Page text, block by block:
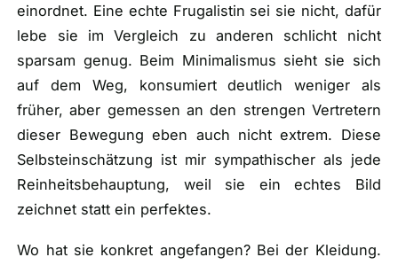
einordnet. Eine echte Frugalistin sei sie nicht, dafür
lebe sie im Vergleich zu anderen schlicht nicht
sparsam genug. Beim Minimalismus sieht sie sich
auf dem Weg, konsumiert deutlich weniger als
früher, aber gemessen an den strengen Vertretern
dieser Bewegung eben auch nicht extrem. Diese
Selbsteinschätzung ist mir sympathischer als jede
Reinheitsbehauptung, weil sie ein echtes Bild
zeichnet statt ein perfektes.
Wo hat sie konkret angefangen? Bei der Kleidung.